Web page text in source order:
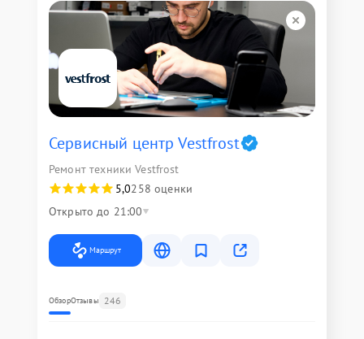
Сервисный центр Vestfrost
Ремонт техники Vestfrost
5,0258 оценки
Открыто до 21:00
Маршрут
ОбзорОтзывы 246